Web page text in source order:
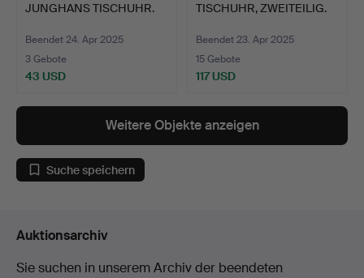
JUNGHANS TISCHUHR.
Beendet 24. Apr 2025
3 Gebote
43 USD
TISCHUHR, ZWEITEILIG.
Beendet 23. Apr 2025
15 Gebote
117 USD
Weitere Objekte anzeigen
Suche speichern
Auktionsarchiv
Sie suchen in unserem Archiv der beendeten